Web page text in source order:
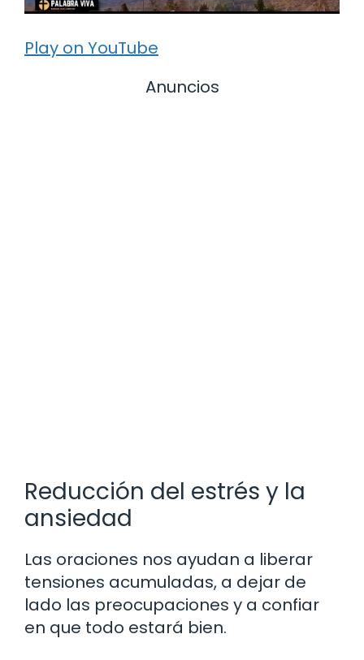
Play on YouTube
Anuncios
Reducción del estrés y la
ansiedad
Las oraciones nos ayudan a liberar
tensiones acumuladas, a dejar de
lado las preocupaciones y a confiar
en que todo estará bien.